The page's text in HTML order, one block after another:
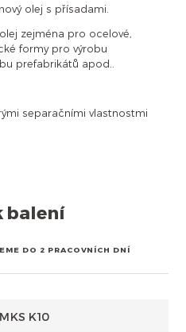
olej s přísadami.
zejména pro ocelové,
formy pro výrobu
prefabrikátů apod..
separačními vlastnostmi
balení
DO 2 PRACOVNÍCH DNÍ
K10